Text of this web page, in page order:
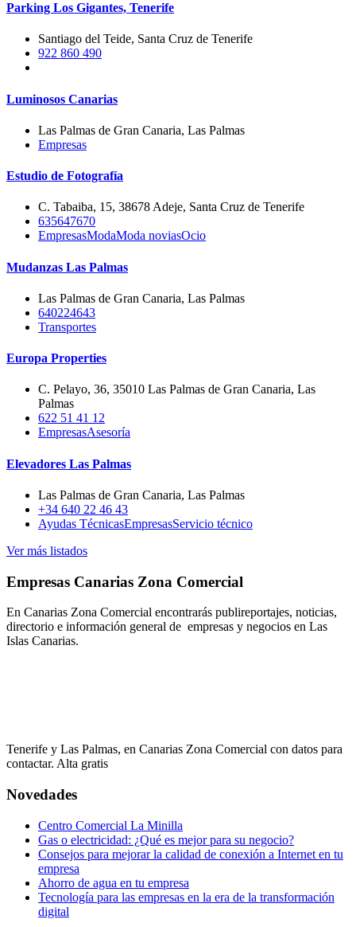
Parking Los Gigantes, Tenerife
Santiago del Teide, Santa Cruz de Tenerife
922 860 490
Luminosos Canarias
Las Palmas de Gran Canaria, Las Palmas
Empresas
Estudio de Fotografía
C. Tabaiba, 15, 38678 Adeje, Santa Cruz de Tenerife
635647670
EmpresasModaModa noviasOcio
Mudanzas Las Palmas
Las Palmas de Gran Canaria, Las Palmas
640224643
Transportes
Europa Properties
C. Pelayo, 36, 35010 Las Palmas de Gran Canaria, Las
Palmas
622 51 41 12
EmpresasAsesoría
Elevadores Las Palmas
Las Palmas de Gran Canaria, Las Palmas
+34 640 22 46 43
Ayudas TécnicasEmpresasServicio técnico
Ver más listados
Empresas Canarias Zona Comercial
En Canarias Zona Comercial encontrarás publireportajes, noticias,
directorio e información general de empresas y negocios en Las
Islas Canarias.
Tenerife y Las Palmas, en Canarias Zona Comercial con datos para
contactar. Alta gratis
Novedades
Centro Comercial La Minilla
Gas o electricidad: ¿Qué es mejor para su negocio?
Consejos para mejorar la calidad de conexión a Internet en tu
empresa
Ahorro de agua en tu empresa
Tecnología para las empresas en la era de la transformación
digital